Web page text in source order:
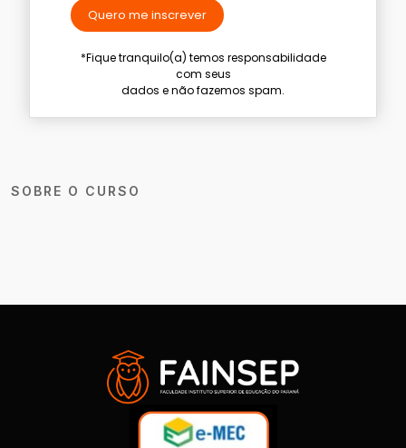
SOBRE O CURSO
Quero me inscrever
*Fique tranquilo(a) temos responsabilidade
com seus
dados e não fazemos spam.